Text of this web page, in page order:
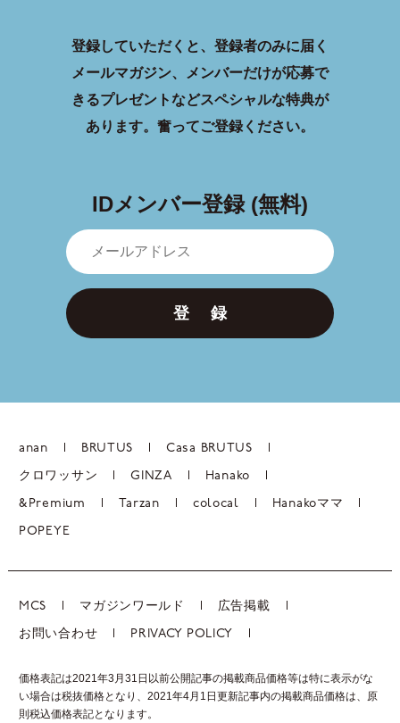
登録していただくと、登録者のみに届く
メールマガジン、メンバーだけが応募で
きるプレゼントなどスペシャルな特典が
あります。 奮ってご登録ください。
IDメンバー登録 (無料)
登 録
anan BRUTUS Casa BRUTUS
クロワッサン GINZA Hanako
&Premium Tarzan colocal Hanakoママ
POPEYE
MCS マガジンワールド 広告掲載
お問い合わせ PRIVACY POLICY
価格表記は2021年3月31日以前公開記事の掲載商品価格等は特に表示がな
い場合は税抜価格となり、2021年4月1日更新記事内の掲載商品価格は、 原
則税込価格表記となります。